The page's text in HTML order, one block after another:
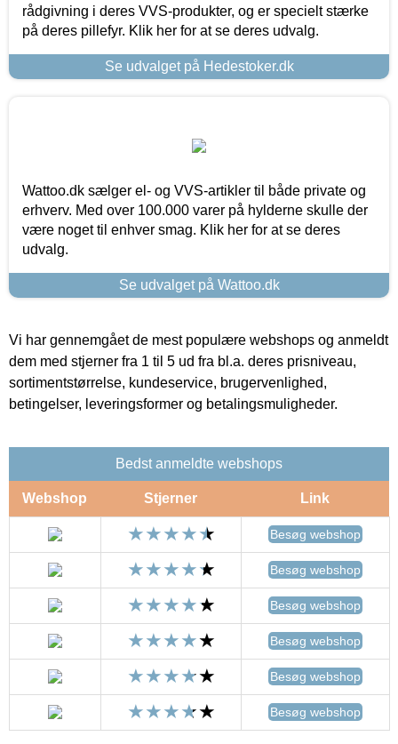
rådgivning i deres VVS-produkter, og er specielt stærke
på deres pillefyr. Klik her for at se deres udvalg.
Se udvalget på Hedestoker.dk
Wattoo.dk sælger el- og VVS-artikler til både private og
erhverv. Med over 100.000 varer på hylderne skulle der
være noget til enhver smag. Klik her for at se deres
udvalg.
Se udvalget på Wattoo.dk
Vi har gennemgået de mest populære webshops og anmeldt
dem med stjerner fra 1 til 5 ud fra bl.a. deres prisniveau,
sortimentstørrelse, kundeservice, brugervenlighed,
betingelser, leveringsformer og betalingsmuligheder.
Bedst anmeldte webshops
Webshop Stjerner Link
Besøg webshop
Besøg webshop
Besøg webshop
Besøg webshop
Besøg webshop
Besøg webshop